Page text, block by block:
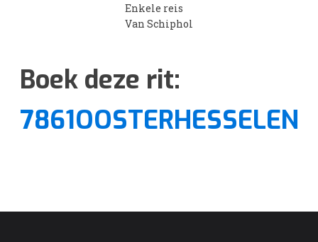
Enkele reis
Van Schiphol
Boek deze rit:
7861OOSTERHESSELEN